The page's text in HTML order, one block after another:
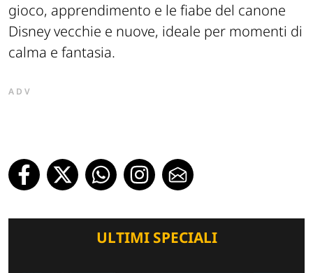
gioco, apprendimento e le fiabe del canone
Disney vecchie e nuove, ideale per momenti di
calma e fantasia.
ADV
ULTIMI SPECIALI